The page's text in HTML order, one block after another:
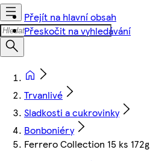
Přejít na hlavní obsah
Přeskočit na vyhledávání
Trvanlivé
Sladkosti a cukrovinky
Bonboniéry
Ferrero Collection 15 ks 172g